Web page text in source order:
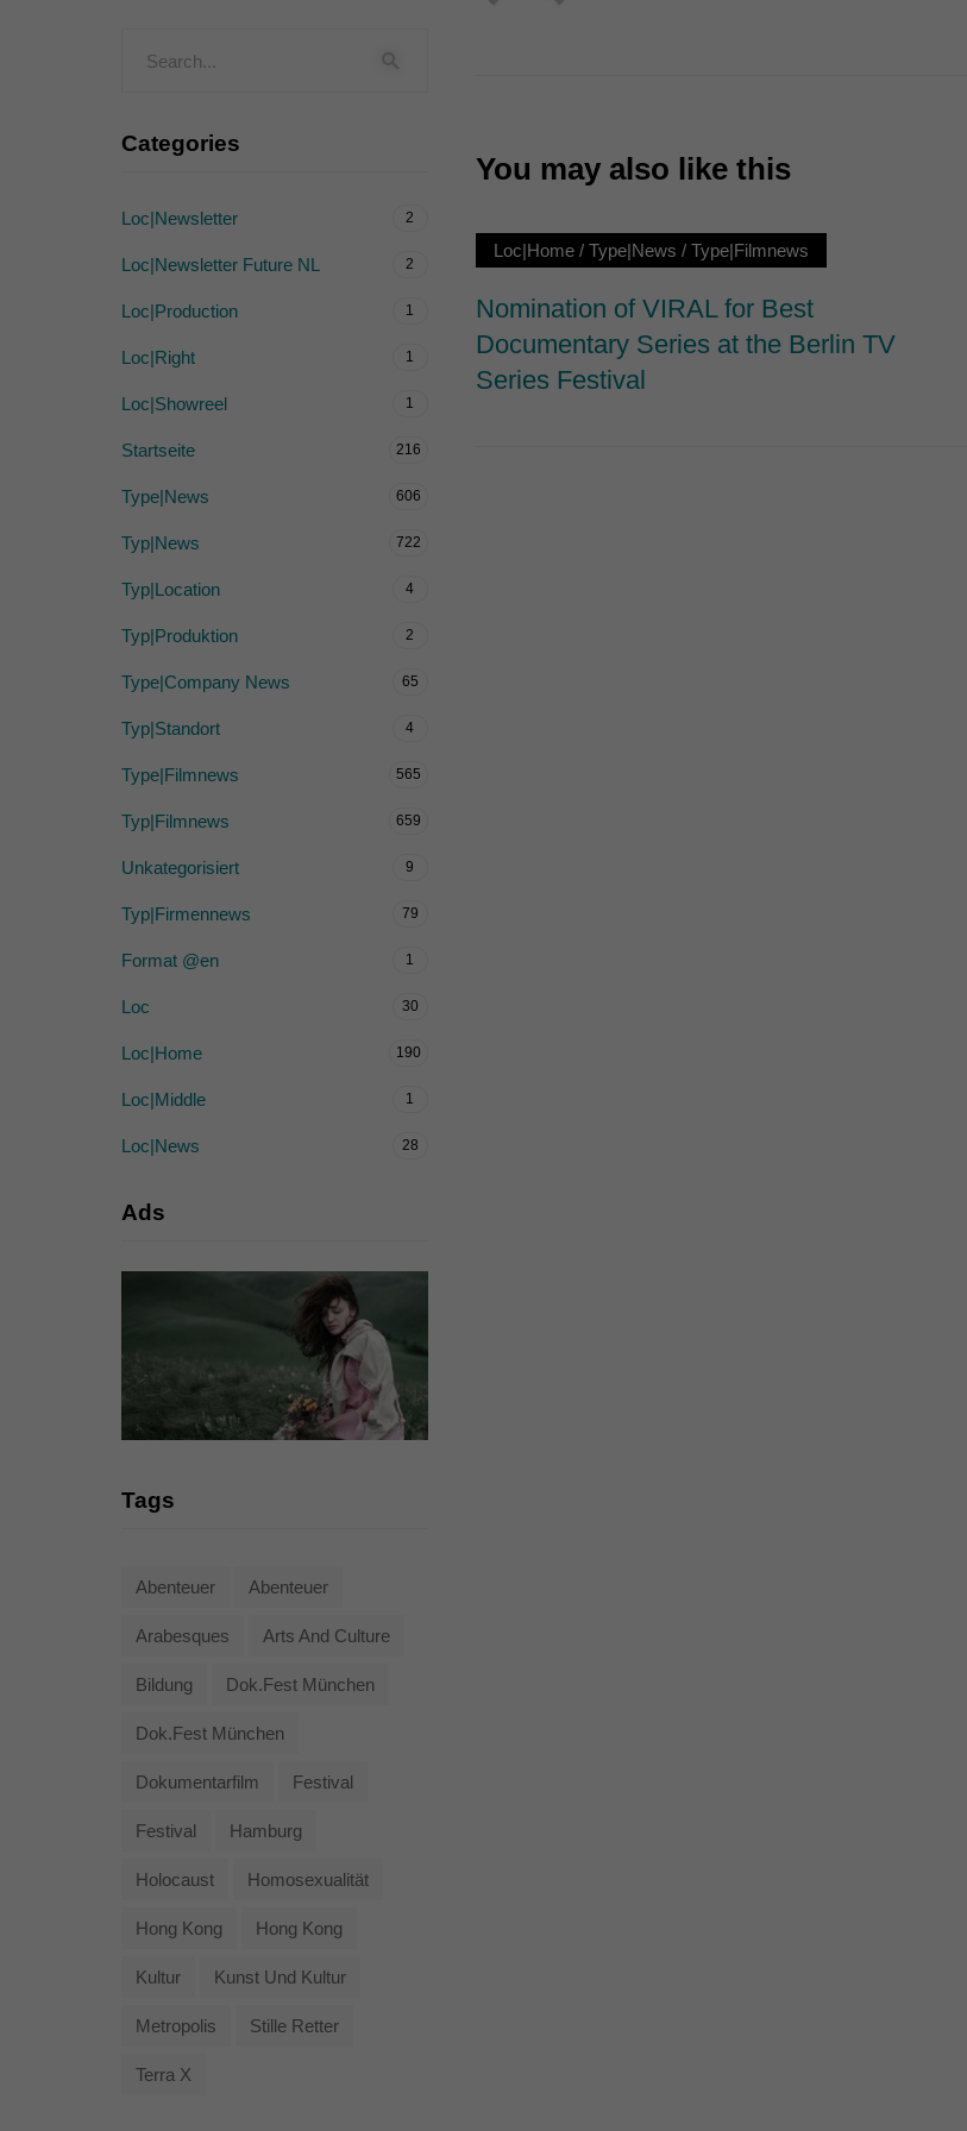
You may also like this
Loc|Home/ Type|News / Type|Filmnews
Nomination of VIRAL for Best
Documentary Series at the Berlin TV
Series Festival
Categories
Loc|Newsletter 2
Loc|Newsletter Future NL 2
Loc|Production 1
Loc|Right 1
Loc|Showreel 1
Startseite 216
Type|News 606
Typ|News 722
Typ|Location 4
Typ|Produktion 2
Type|Company News 65
Typ|Standort 4
Type|Filmnews 565
Typ|Filmnews 659
Unkategorisiert 9
Typ|Firmennews 79
Format @en 1
Loc 30
Loc|Home 190
Loc|Middle 1
Loc|News 28
Ads
Tags
Abenteuer Abenteuer
Arabesques Arts And Culture
Bildung Dok.fest München
Dok.fest München
Dokumentarfilm Festival
Festival Hamburg
Holocaust Homosexualität
Hong Kong Hong Kong
Kultur Kunst Und Kultur
Metropolis Stille Retter
Terra X
Inhalte von Videoplattformen und Social-Media-Plattformen werden standardmäßig
powered by Borlabs Cookie